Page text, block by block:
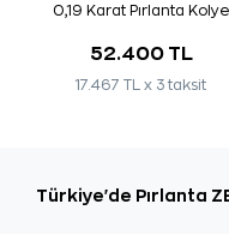
0,19 Karat Pırlanta Kolye
52.400 TL
17.467 TL x 3 taksit
Türkiye'de Pırlanta